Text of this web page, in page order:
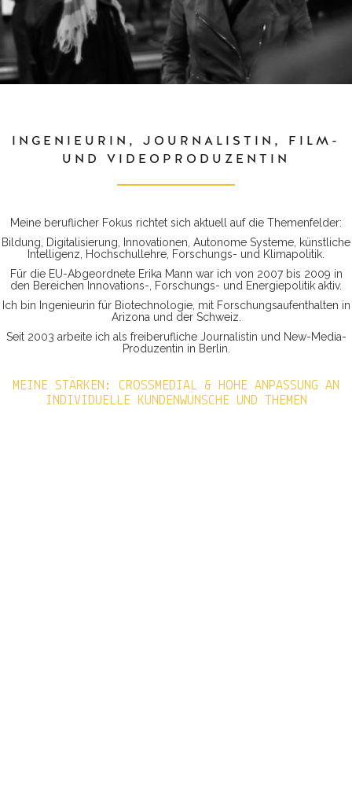
INGENIEURIN, JOURNALISTIN, FILM-
UND VIDEOPRODUZENTIN
Meine beruflicher Fokus richtet sich aktuell auf die Themenfelder:
Bildung, Digitalisierung, Innovationen, Autonome Systeme, künstliche
Intelligenz, Hochschullehre, Forschungs- und Klimapolitik.
Für die EU-Abgeordnete Erika Mann war ich von 2007 bis 2009 in
den Bereichen Innovations-, Forschungs- und Energiepolitik aktiv.
Ich bin Ingenieurin für Biotechnologie, mit Forschungsaufenthalten in
Arizona und der Schweiz.
Seit 2003 arbeite ich als freiberufliche Journalistin und New-Media-
Produzentin in Berlin.
MEINE STÄRKEN: CROSSMEDIAL & HOHE ANPASSUNG AN
INDIVIDUELLE KUNDENWÜNSCHE UND THEMEN